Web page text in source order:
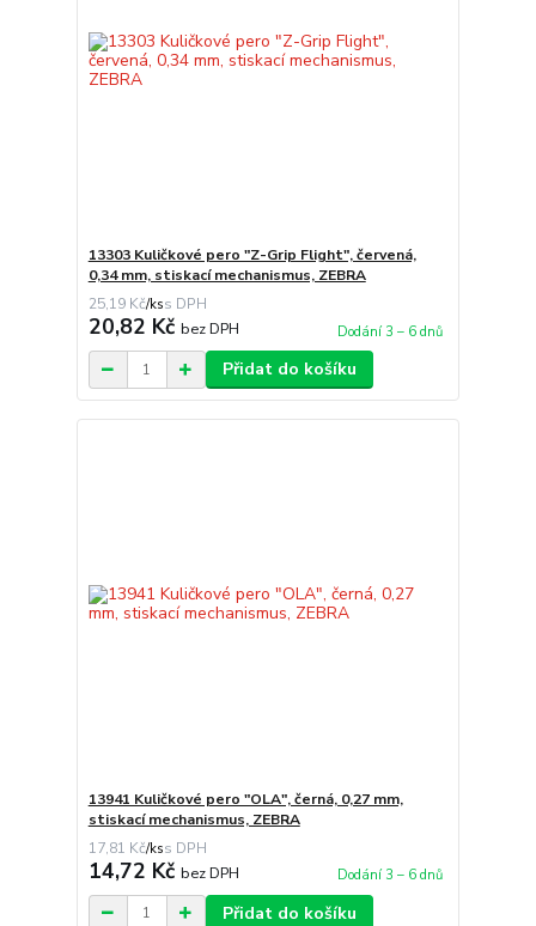
13303 Kuličkové pero "Z-Grip Flight", červená,
0,34 mm, stiskací mechanismus, ZEBRA
25,19 Kč/ks
20,82 Kč bez DPH Dodání 3 – 6 dnů
Přidat do košíku
13941 Kuličkové pero "OLA", černá, 0,27 mm,
stiskací mechanismus, ZEBRA
17,81 Kč/ks
14,72 Kč bez DPH Dodání 3 – 6 dnů
Přidat do košíku